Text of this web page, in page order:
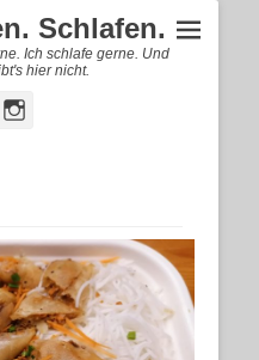
Schlafen.
Ich schlafe gerne. Und
hier nicht.
Instagram